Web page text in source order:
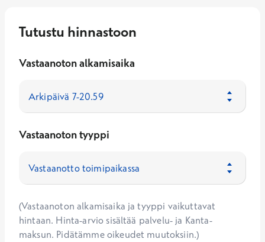
Tutustu hinnastoon
Vastaanoton alkamisaika
Vastaanoton tyyppi
(Vastaanoton alkamisaika ja tyyppi vaikuttavat
hintaan. Hinta-arvio sisältää palvelu- ja Kanta-
maksun. Pidätämme oikeudet muutoksiin.)